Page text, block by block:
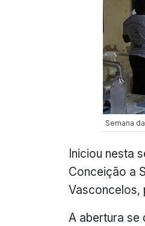
Semana
Iniciou nesta
Conceição a
Vasconcelos,
A abertura se